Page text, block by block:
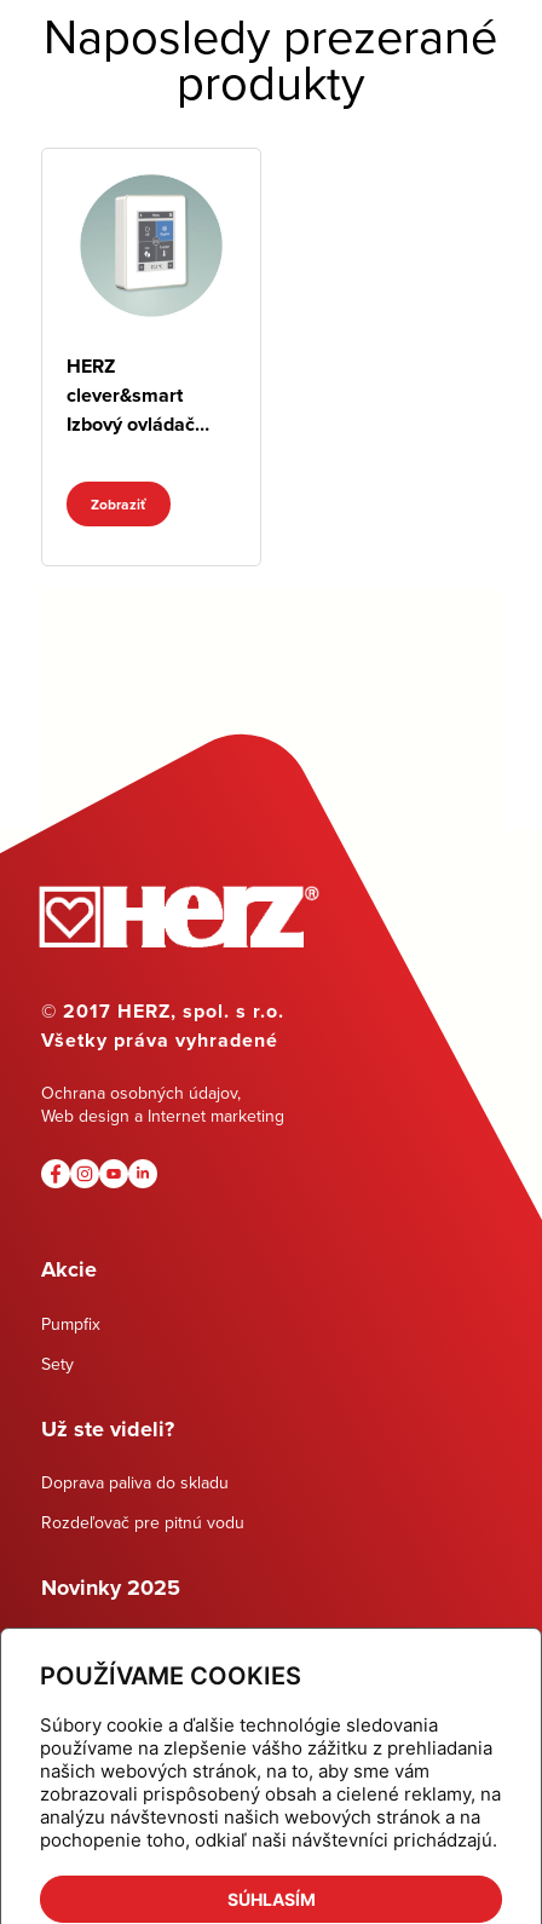
POUŽÍVAME COOKIES
Súbory cookie a ďalšie technológie sledovania
používame na zlepšenie vášho zážitku z prehliadania
našich webových stránok, na to, aby sme vám
zobrazovali prispôsobený obsah a cielené reklamy, na
analýzu návštevnosti našich webových stránok a na
pochopenie toho, odkiaľ naši návštevníci prichádzajú.
SÚHLASÍM
Naposledy prezerané
produkty
HERZ
clever&smart
Izbový ovládač
chladenie WiFi
Zobraziť
© 2017 HERZ, spol. s r.o.
Všetky práva vyhradené
Ochrana osobných údajov,
Web design a Internet marketing
Akcie
Pumpfix
Sety
Už ste videli?
Doprava paliva do skladu
Rozdeľovač pre pitnú vodu
Novinky 2025
Dynamické termostatické ventily
Domov
Produkty
Aktuality
Odber šikovné tipy
Kalkulačky
Cenníky
Na stiahnutie
Referencie